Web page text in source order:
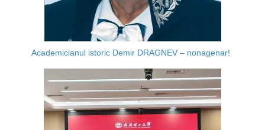
Academicianul istoric Demir DRAGNEV – nonagenar!